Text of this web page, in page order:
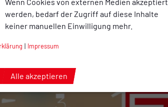
werden, bedarf der Zugriff auf diese Inhalte
keiner manuellen Einwilligung mehr.
| Impressum
Alle akzeptieren